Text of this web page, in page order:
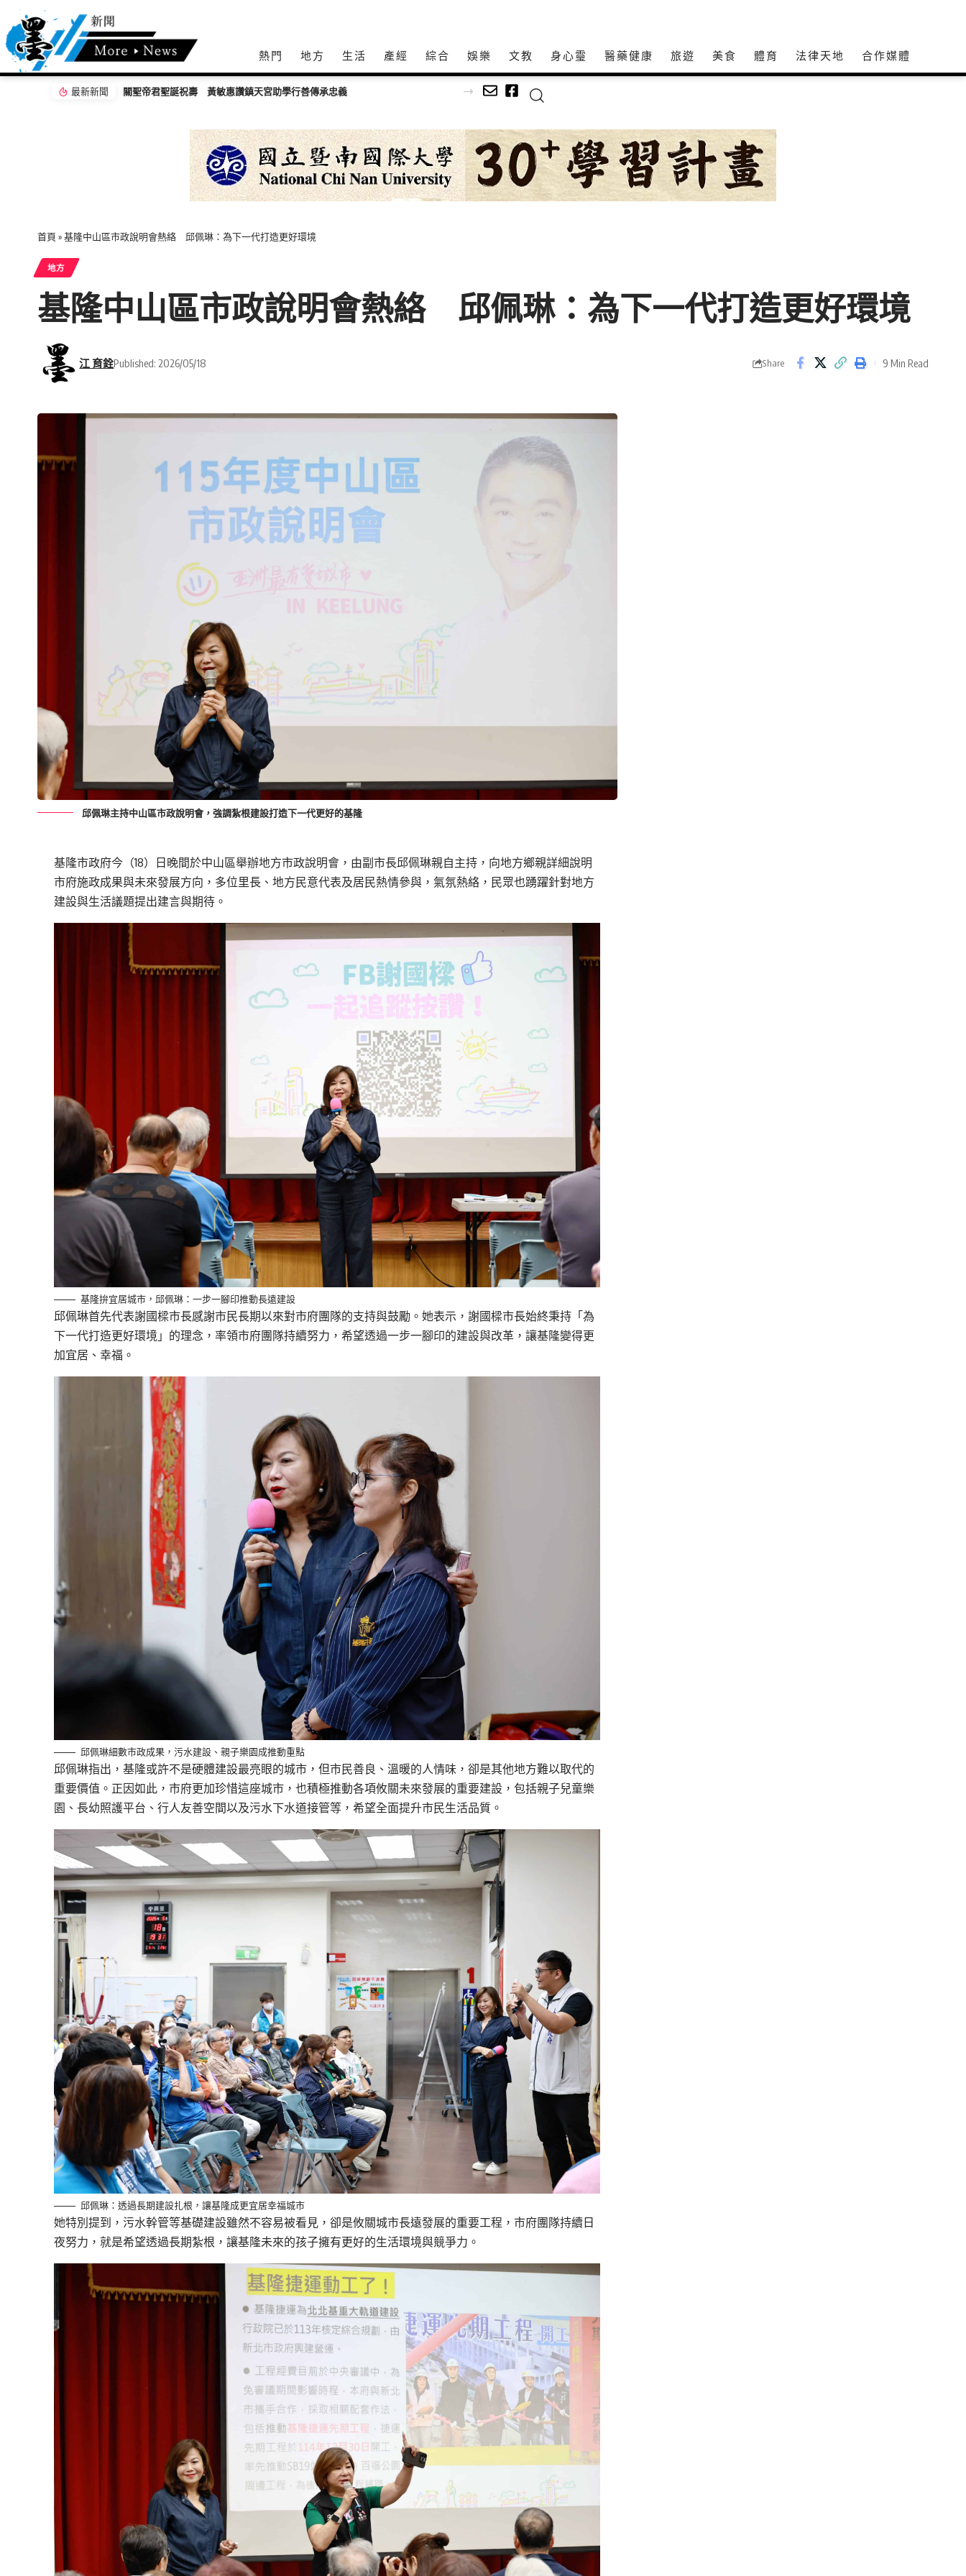
熱門 地方 生活 產經 綜合 娛樂 文教 身心𩆜 醫藥健康 旅遊 美食 體育 法律天地 合作媒體
最新新聞 中市府8/14太平區徵才登場！ 10家廠商逾300個職缺、全面E化免帶履歷！
首頁 »基隆中山區市政說明會熱絡 邱佩琳：為下一代打造更好環境
地方
基隆中山區市政說明會熱絡 邱佩琳：為下一代打造更好環境
江 育銓Published: 2026/05/18 Share 9 Min Read
邱佩琳主持中山區市政說明會，強調紮根建設打造下一代更好的基隆
基隆市政府今（18）日晚間於中山區舉辦地方市政說明會，由副市長邱佩琳親自主持，向地方鄉親詳細說明
市府施政成果與未來發展方向，多位里長、地方民意代表及居民熱情參與，氣氛熱絡，民眾也踴躍針對地方
建設與生活議題提出建言與期待。
基隆拚宜居城市，邱佩琳：一步一腳印推動長遠建設
邱佩琳首先代表謝國樑市長感謝市民長期以來對市府團隊的支持與鼓勵。她表示，謝國樑市長始終秉持「為
下一代打造更好環境」的理念，率領市府團隊持續努力，希望透過一步一腳印的建設與改革，讓基隆變得更
加宜居、幸福。
邱佩琳細數市政成果，污水建設、親子樂園成推動重點
邱佩琳指出，基隆或許不是硬體建設最亮眼的城市，但市民善良、溫暖的人情味，卻是其他地方難以取代的
重要價值。正因如此，市府更加珍惜這座城市，也積極推動各項攸關未來發展的重要建設，包括親子兒童樂
園、長幼照護平台、行人友善空間以及污水下水道接管等，希望全面提升市民生活品質。
邱佩琳：透過長期建設扎根，讓基隆成更宜居幸福城市
她特別提到，污水幹管等基礎建設雖然不容易被看見，卻是攸關城市長遠發展的重要工程，市府團隊持續日
夜努力，就是希望透過長期紮根，讓基隆未來的孩子擁有更好的生活環境與競爭力。